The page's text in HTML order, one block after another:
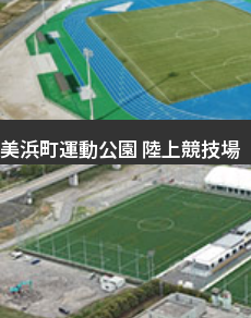
美浜町運動公園 陸上競技場